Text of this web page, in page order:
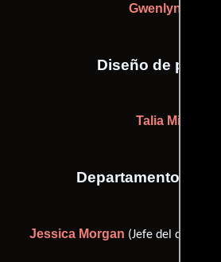
Gwenlyn Cumyn
Diseño de
Talia Missaghi
Departamento de
Jessica Morgan (Jefe del